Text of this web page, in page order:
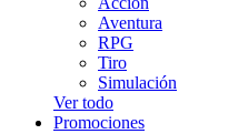
Aventura
RPG
Tiro
Simulación
Ver todo
Promociones